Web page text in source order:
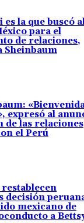
la que buscó
para el
de relaciones,
Sheinbaum
expresó al
de las relaciones
el Perú
decisión
mexicano de
a